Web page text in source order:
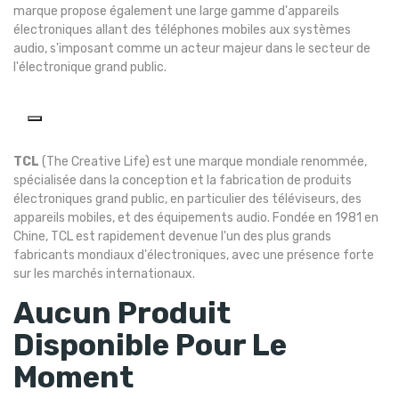
marque propose également une large gamme d'appareils
électroniques allant des téléphones mobiles aux systèmes
audio, s'imposant comme un acteur majeur dans le secteur de
l'électronique grand public.
TCL (The Creative Life) est une marque mondiale renommée,
spécialisée dans la conception et la fabrication de produits
électroniques grand public, en particulier des téléviseurs, des
appareils mobiles, et des équipements audio. Fondée en 1981 en
Chine, TCL est rapidement devenue l'un des plus grands
fabricants mondiaux d'électroniques, avec une présence forte
sur les marchés internationaux.
Aucun Produit
Disponible Pour Le
Moment